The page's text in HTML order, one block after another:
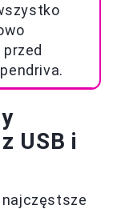
USB i